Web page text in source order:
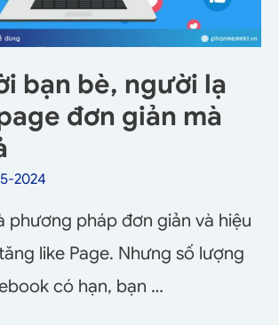
bạn bè, người lạ
đơn giản mà
2024
phương pháp đơn giản và hiệu
like Page. Nhưng số lượng
có hạn, bạn …